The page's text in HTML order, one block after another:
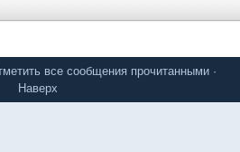
все сообщения прочитанными ·
Наверх